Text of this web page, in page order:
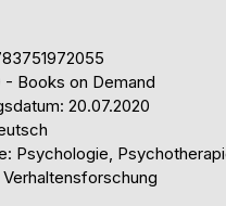
- Books on Demand
20.07.2020
Psychologie,